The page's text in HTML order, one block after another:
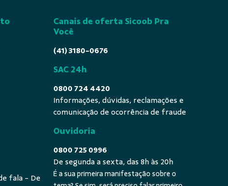
fala - De
Canais de oferta Sicoob Pra
Você
(41) 3180-0676
SAC 24h
0800 724 4420
Informações, dúvidas, reclamações e
comunicação de ocorrência de fraude
Ouvidoria
0800 725 0996
De segunda a sexta, das 8h às 20h
É a sua primeira manifestação sobre o